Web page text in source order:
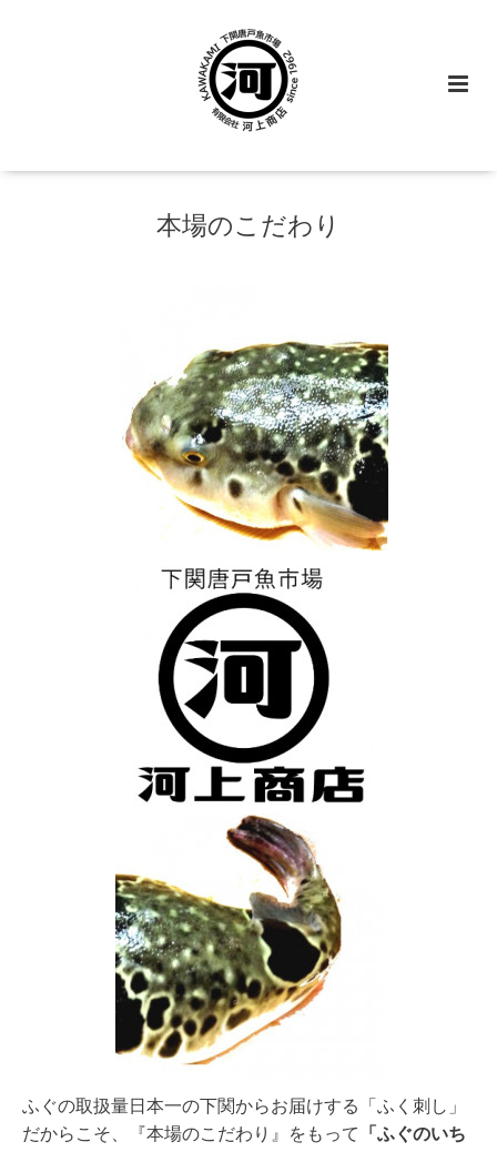
本場のこだわり
ふぐの取扱量日本一の下関からお届けする「ふく刺し」
だからこそ、『本場のこだわり』をもって
「ふぐのいち